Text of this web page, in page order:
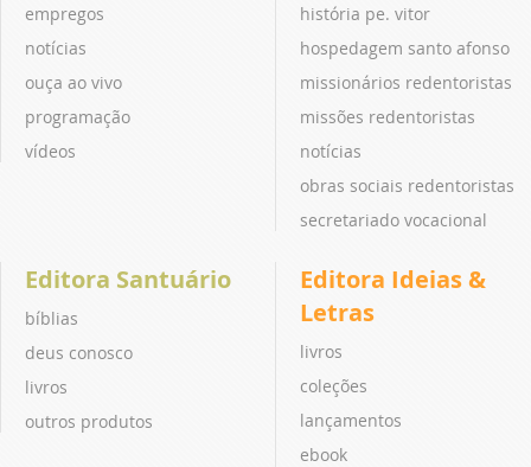
empregos
notícias
ouça ao vivo
programação
vídeos
história pe. vitor
hospedagem santo afonso
missionários redentoristas
missões redentoristas
notícias
obras sociais redentoristas
secretariado vocacional
Editora Santuário
bíblias
deus conosco
livros
outros produtos
Editora Ideias &
Letras
livros
coleções
lançamentos
ebook